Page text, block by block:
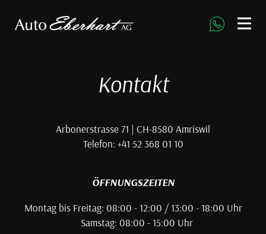
Kontakt
Arbonerstrasse 71 | CH-8580 Amriswil
Telefon: +41 52 368 01 10
ÖFFNUNGSZEITEN
Montag bis Freitag: 08:00 - 12:00 / 13:00 - 18:00 Uhr
Samstag: 08:00 - 15:00 Uhr